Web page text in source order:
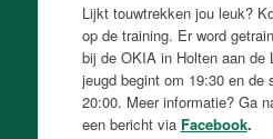
Lijkt touwtrekken jou leuk?
op de training. Er word
bij de OKIA in Holten aan de
jeugd begint om 19:30 en de
20:00. Meer informatie? Ga
een bericht via Facebook.